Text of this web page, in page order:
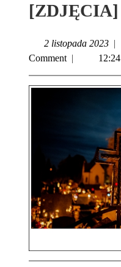
[ZDJĘCIA]
2 listopada 2023 |
Comment | 12:24